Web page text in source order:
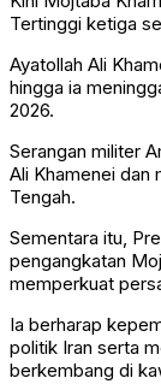
Tertinggi ketiga
Ayatollah Ali
hingga ia
2026.
Serangan militer
Ali Khamenei dan
Tengah.
Sementara itu,
pengangkatan
memperkuat
Ia berharap
politik Iran serta
berkembang di